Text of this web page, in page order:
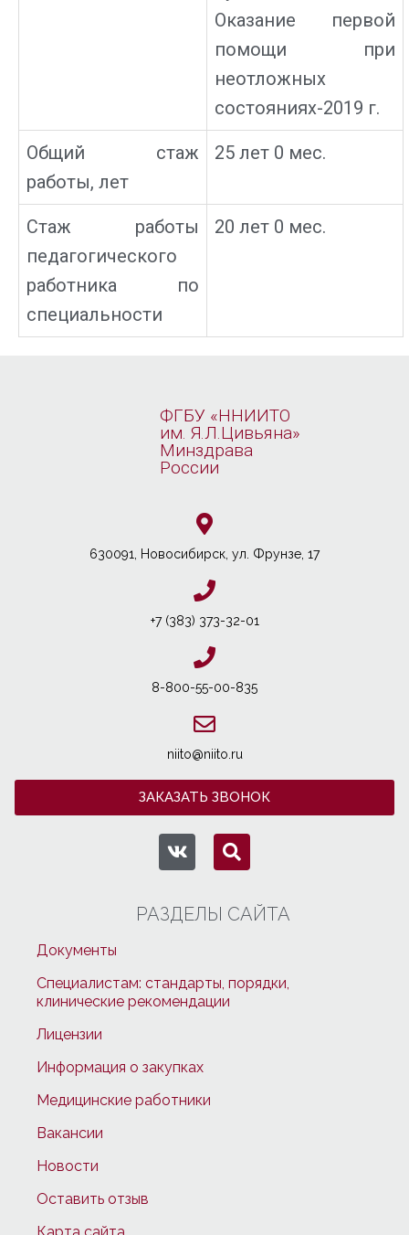
Оказание первой
помощи при
неотложных
состояниях-2019 г.
Общий стаж
работы, лет
25 лет 0 мес.
Стаж работы
педагогического
работника по
специальности
20 лет 0 мес.
ФГБУ «ННИИТО
им. Я.Л.Цивьяна»
Минздрава
России
630091, Новосибирcк, ул. Фрунзе, 17
+7 (383) 373-32-01
8-800-55-00-835
niito@niito.ru
ЗАКАЗАТЬ ЗВОНОК
РАЗДЕЛЫ САЙТА
Документы
Специалистам: стандарты, порядки,
клинические рекомендации
Лицензии
Информация о закупках
Медицинские работники
Вакансии
Новости
Оставить отзыв